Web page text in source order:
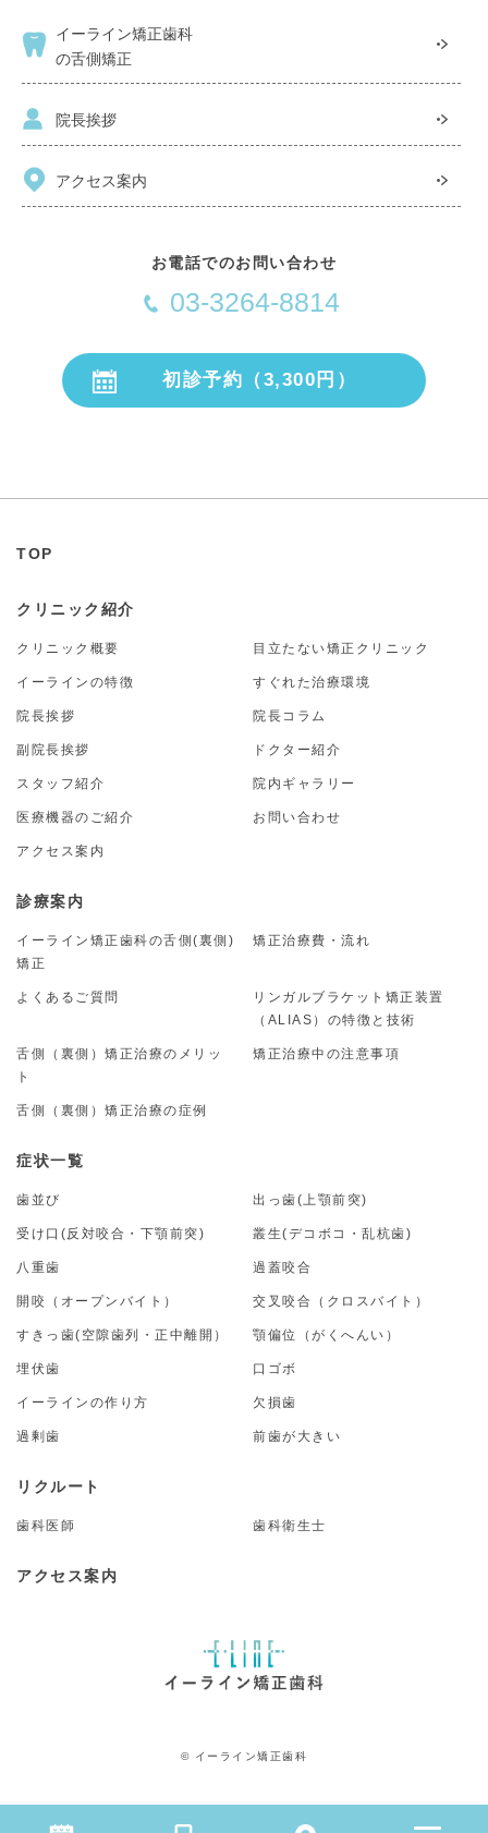
イーライン矯正歯科
の舌側矯正
院長挨拶
アクセス案内
お電話でのお問い合わせ
03-3264-8814
初診予約（3,300円）
TOP
クリニック紹介
クリニック概要 目立たない矯正クリニック
イーラインの特徴 すぐれた治療環境
院長挨拶 院長コラム
副院長挨拶 ドクター紹介
スタッフ紹介 院内ギャラリー
医療機器のご紹介 お問い合わせ
アクセス案内
診療案内
イーライン矯正歯科の舌側(裏側)
矯正
矯正治療費・流れ
よくあるご質問
リンガルブラケット矯正装置
（ALIAS）の特徴と技術
舌側（裏側）矯正治療のメリッ
ト
矯正治療中の注意事項
舌側（裏側）矯正治療の症例
症状一覧
歯並び 出っ歯(上顎前突)
受け口(反対咬合・下顎前突) 叢生(デコボコ・乱杭歯)
八重歯 過蓋咬合
開咬（オープンバイト） 交叉咬合（クロスバイト）
すきっ歯(空隙歯列・正中離開） 顎偏位（がくへんい）
埋伏歯 口ゴボ
イーラインの作り方 欠損歯
過剰歯 前歯が大きい
リクルート
歯科医師 歯科衛生士
アクセス案内
© イーライン矯正歯科